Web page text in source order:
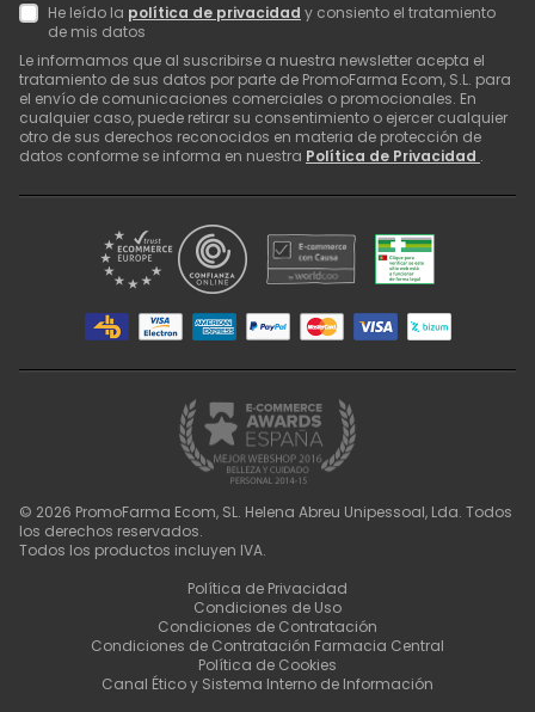
He leído la política de privacidad y consiento el tratamiento
de mis datos
Le informamos que al suscribirse a nuestra newsletter acepta el
tratamiento de sus datos por parte de PromoFarma Ecom, S.L. para
el envío de comunicaciones comerciales o promocionales. En
cualquier caso, puede retirar su consentimiento o ejercer cualquier
otro de sus derechos reconocidos en materia de protección de
datos conforme se informa en nuestra Política de Privacidad .
© 2026 PromoFarma Ecom, SL. Helena Abreu Unipessoal, Lda. Todos
los derechos reservados.
Todos los productos incluyen IVA.
Política de Privacidad
Condiciones de Uso
Condiciones de Contratación
Condiciones de Contratación Farmacia Central
Política de Cookies
Canal Ético y Sistema Interno de Información